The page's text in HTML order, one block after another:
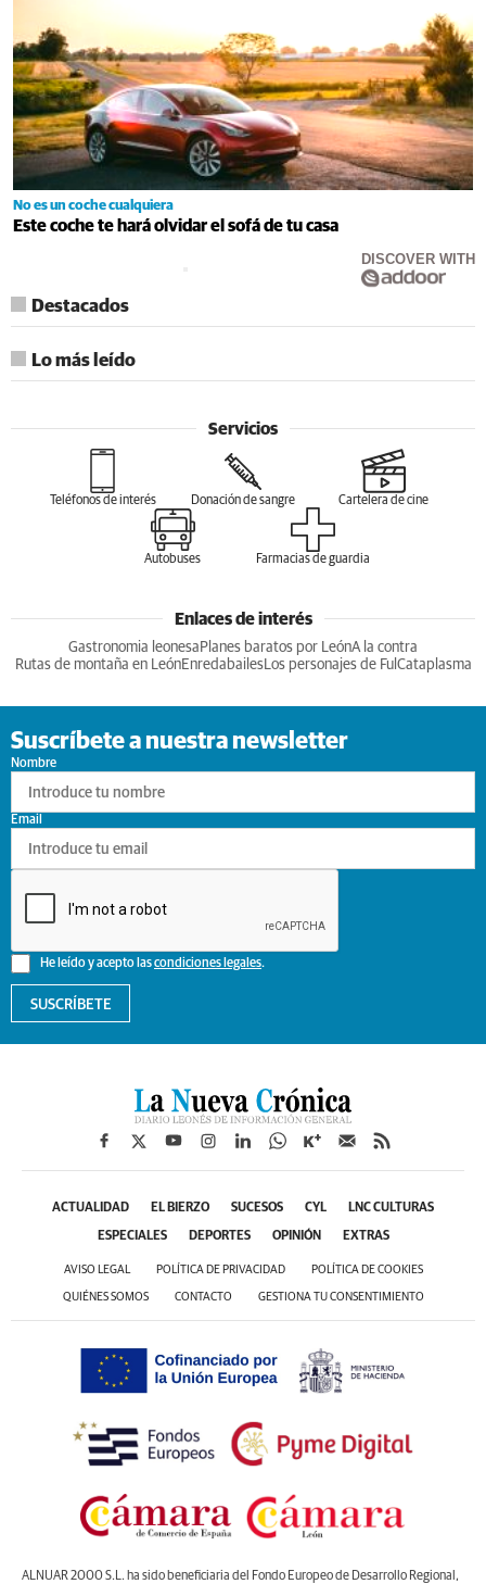
No es un coche cualquiera
Este coche te hará olvidar el sofá de tu casa
DISCOVER WITH
Destacados
Lo más leído
Servicios
Teléfonos de interés Donación de sangre Cartelera de cine
Autobuses Farmacias de guardia
Enlaces de interés
Gastronomia leonesa Planes baratos por LeónA la contra
Rutas de montaña en LeónEnredabailesLos personajes de Ful Cataplasma
Suscríbete a nuestra newsletter
Nombre
He leído y acepto lascondiciones legales.
Email
SUSCRÍBETE
ACTUALIDAD EL BIERZO SUCESOS CYL LNC CULTURAS
ESPECIALES DEPORTES OPINIÓN EXTRAS
AVISO LEGAL POLÍTICA DE PRIVACIDAD POLÍTICA DE COOKIES
QUIÉNES SOMOS CONTACTO GESTIONA TU CONSENTIMIENTO
ALNUAR 2000 S.L. ha sido beneficiaria del Fondo Europeo de Desarrollo Regional,